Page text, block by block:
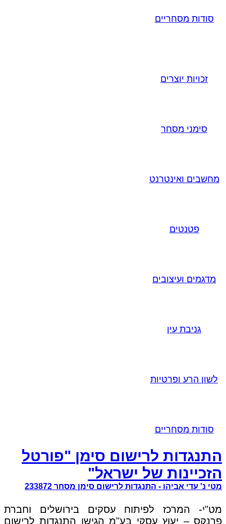
סודות מסחריים
זכויות יוצרים
סימני מסחר
מחשבים ואינטרנט
פטנטים
מדגמים ועיצובים
גניבת עין
לשון הרע ופרטיות
סודות מסחריים
התנגדות לרישום סימן "פורטל
הזכיינות של ישראל"
מטי נ' עדי אביהו - התנגדות לרישום סימן מסחר 233872
מט"י- המרכז לפיתוח עסקים בירושלים וחברת
פרנקס – יעוץ עסקי בע"מ הגישו התנגדות לרישום